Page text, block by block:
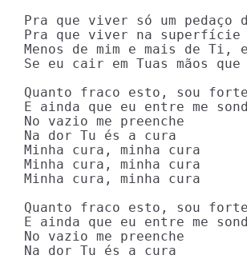
Pra que viver só um pedaço
Pra que viver na superfície
Menos de mim e mais de Ti,
Se eu cair em Tuas mãos
Quanto fraco esto, sou forte
E ainda que eu entre me
No vazio me preenche
Na dor Tu és a cura
Minha cura, minha cura
Minha cura, minha cura
Minha cura, minha cura
Quanto fraco esto, sou forte
E ainda que eu entre me
No vazio me preenche
Na dor Tu és a cura